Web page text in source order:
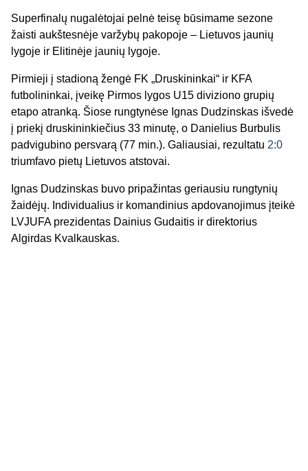
Superfinalų nugalėtojai pelnė teisę būsimame sezone
žaisti aukštesnėje varžybų pakopoje – Lietuvos jaunių
lygoje ir Elitinėje jaunių lygoje.
Pirmieji į stadioną žengė FK „Druskininkai“ ir KFA
futbolininkai, įveikę Pirmos lygos U15 diviziono grupių
etapo atranką. Šiose rungtynėse Ignas Dudzinskas išvedė
į priekį druskininkiečius 33 minutę, o Danielius Burbulis
padvigubino persvarą (77 min.). Galiausiai, rezultatu 2:0
triumfavo pietų Lietuvos atstovai.
Ignas Dudzinskas buvo pripažintas geriausiu rungtynių
žaidėjų. Individualius ir komandinius apdovanojimus įteikė
LVJUFA prezidentas Dainius Gudaitis ir direktorius
Algirdas Kvalkauskas.